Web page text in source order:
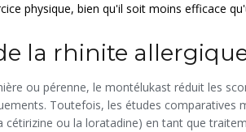
physique, bien qu'il soit moins efficace
la rhinite
ou pérenne, le montélukast réduit les
Toutefois, les études comparatives
cétirizine ou la loratadine) en tant que